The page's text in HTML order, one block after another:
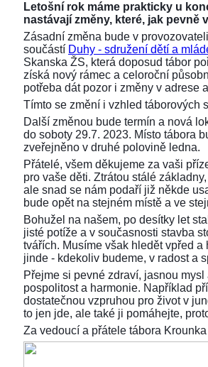
Letošní rok máme prakticky u
nastávají změny, které, jak pevně
Zásadní změna bude v
součástí Duhy - sdružení dětí a
Skanska ŽS, která doposud tábor
získá nový rámec a celoroční
potřeba dát pozor i změny v adrese
Tímto se změní i vzhled táborových
Další změnou bude termín a nová
do soboty 29.7. 2023. Místo tábora
zveřejněno v druhé polovině ledna.
Přátelé, všem děkujeme za vaši
pro vaše děti. Ztrátou stálé
ale snad se nám podaří již někde
bude opět na stejném místě a ve
Bohužel na našem, po desítky let
jisté potíže a v současnosti stavba
tvářích. Musíme však hledět vpřed
jinde - kdekoliv budeme, v radost a
Přejme si pevné zdraví, jasnou
pospolitost a harmonie. Například
dostatečnou vzpruhou pro život v
to jen jde, ale také ji pomáhejte,
Za vedoucí a přátele tábora